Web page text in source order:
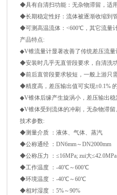
◆具有自清扫功能：无杂物滞留，适
◆长期稳定性好：流体被逐渐收缩到
◆可测高温流体：<600℃ ，其它流量
产品特点:
◆V锥流量计显著改善了传统差压流
◆安装时几乎无直管段要求，自清洗
◆前后直管段要求较短，一般上游只
◆精度高，差压输出值可实现±0.1%
◆V锥体后缘产生旋涡小，差压输出稳
◆V锥体受到流体的冲刷，无杂物滞留
技术参数:
◆测量介质 ：液体、气体、蒸汽
◆公称通经 ：DN6mm～DN2000mm
◆公称压力 ：≤16MPa; zui大≤42.0MPa
◆工作温度 ：-40℃～600℃
◆环境温度 ：-40℃～60℃
◆相对湿度 ：5%～90%